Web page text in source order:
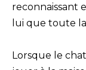
reconnaissant
lui que toute
Lorsque le